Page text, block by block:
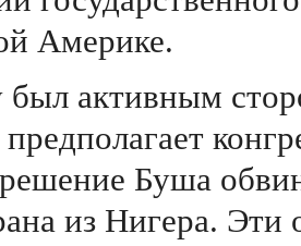
Америке.
был активным
Буша
из Нигера. Эти